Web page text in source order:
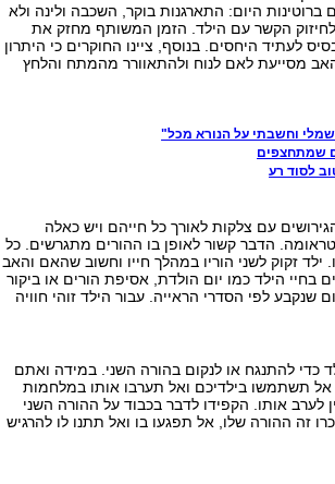
היום: התארגנות בוקר, השכבה ולינה ולא
הקשר עם הילד. הזמן המשותף מחזק את
לעתיד היחסים. בנוסף, ציינו החוקרים כי היתרון
מסייעת לאם לנוח ולהתאוורר מהמתח והלחץ
וחשבתי על הנורא מכל"
לסוד רע
עם צלקות לאורך כל חייהם ויש כאלה
הדבר קשור לאופן בו ההורים מתגרשים. כל
ילד זקוק לשני הוריו במהלך חייו וחשוב שהאם והאב
בחיי הילד כמו יום הולדת, אסיפת הורים או ביקור
לפי הסדרי הראייה. עבור הילד זוהי חוויה
כדי להתנגח או לנקום בהורה השני. במידה ואתם
אל תשתמשו בילדיכם ואל תערבו אותו במלחמות
לערב אותו. הקפידו לדבר בכבוד על ההורה השני
זה ההורה שלו, אל תפגעו בו ואל תתנו לו להרגיש